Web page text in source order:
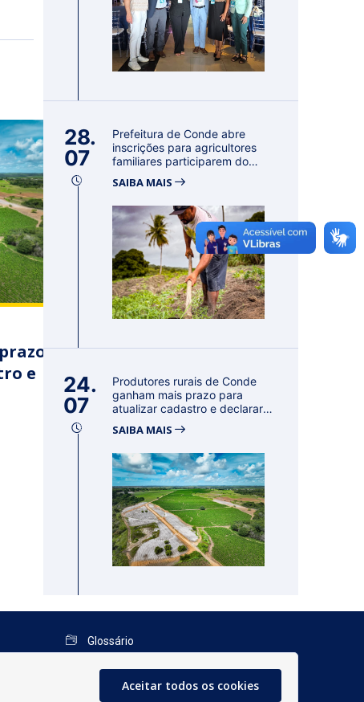
e
28.
07
Prefeitura de Conde abre
inscrições para agricultores
familiares participarem do
SAIBA MAIS
24.
07
Produtores rurais de Conde
ganham mais prazo para
atualizar cadastro e declarar
SAIBA MAIS
Glossário
Mapa do Site
Perguntas Frequentes
Aceitar todos os cookies